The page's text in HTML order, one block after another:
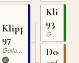
Klippman
97
Gotlandsruss
Klipp
93
Gotlandsruss
Dodo